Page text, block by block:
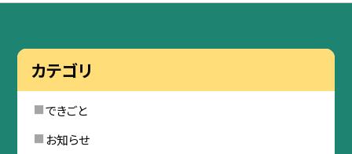
カテゴリ
できごと
お知らせ